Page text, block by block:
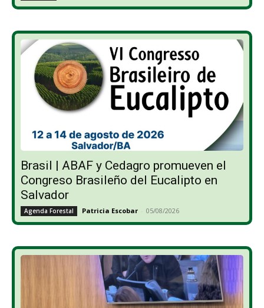
Brasil | ABAF y Cedagro promueven el
Congreso Brasileño del Eucalipto en
Salvador
Agenda Forestal Patricia Escobar - 05/08/2026